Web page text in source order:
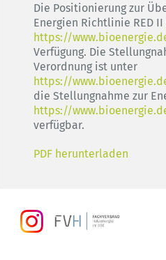
Die Positionierung zur
Energien Richtlinie RED
https://
Verfügung. Die
Verordnung ist unter
https://
die Stellungnahme zur
https://
verfügbar.
PDF herunterladen